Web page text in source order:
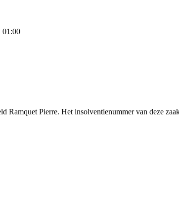
01:00
Pierre. Het insolventienummer van deze